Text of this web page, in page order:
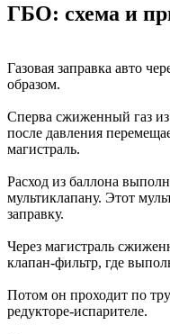
ГБО: схема и
Газовая заправка авто
образом.
Сперва сжиженный газ
после давления
магистраль.
Расход из баллона
мультиклапану. Этот
заправку.
Через магистраль
клапан-фильтр, где
Потом он проходит по
редукторе-испарителе.